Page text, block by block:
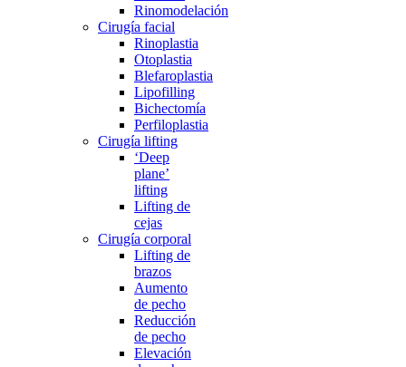
Rinomodelación
Cirugía facial
Rinoplastia
Otoplastia
Blefaroplastia
Lipofilling
Bichectomía
Perfiloplastia
Cirugía lifting
‘Deep
plane’
lifting
Lifting de
cejas
Cirugía corporal
Lifting de
brazos
Aumento
de pecho
Reducción
de pecho
Elevación